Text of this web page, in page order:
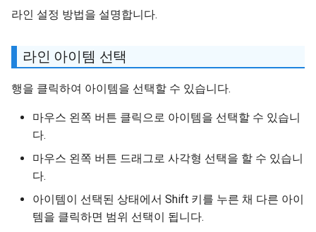
라인 설정 방법을 설명합니다.
라인 아이템 선택
행을 클릭하여 아이템을 선택할 수 있습니다.
마우스 왼쪽 버튼 클릭으로 아이템을 선택할 수 있습니
다.
마우스 왼쪽 버튼 드래그로 사각형 선택을 할 수 있습니
다.
아이템이 선택된 상태에서 Shift 키를 누른 채 다른 아이
템을 클릭하면 범위 선택이 됩니다.